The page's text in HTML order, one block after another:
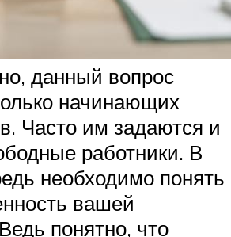
данный вопрос
начинающих
Часто им задаются и
работники. В
необходимо понять
вашей
понятно, что